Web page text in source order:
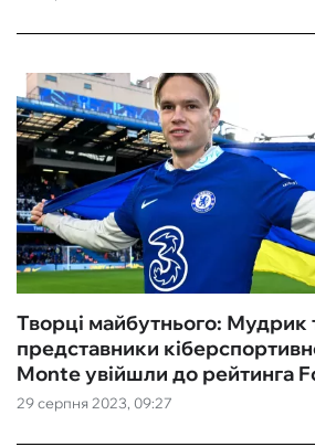
29 серпня 2023, 09:27
Творці майбутнього: Мудрик
представники
Monte увійшли до рейтинга